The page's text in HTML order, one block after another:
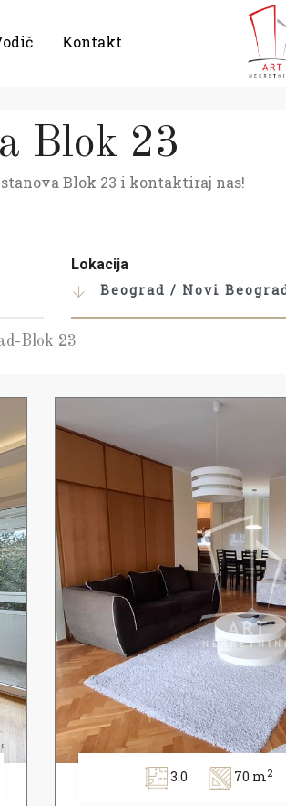
Kontakt
Blok 23
Blok 23 i kontaktiraj nas!
Lokacija
Beograd / Novi
Blok 23
3.0 70 m2